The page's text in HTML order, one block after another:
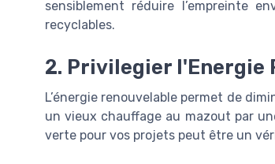
sensiblement réduire l’empreinte
recyclables.
2. Privilegier l'Energie
L’énergie renouvelable permet de
un vieux chauffage au mazout par
verte pour vos projets peut être un